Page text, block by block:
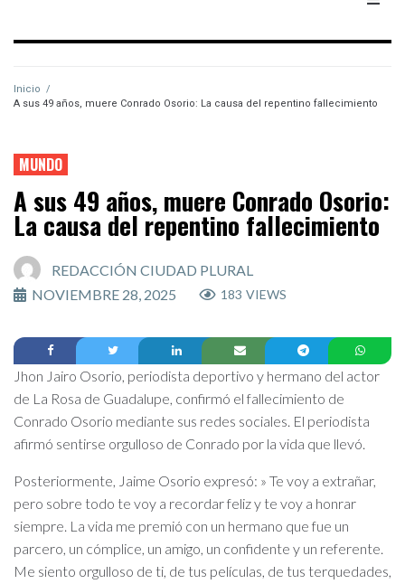
Inicio /
A sus 49 años, muere Conrado Osorio: La causa del repentino fallecimiento
MUNDO
A sus 49 años, muere Conrado Osorio:
La causa del repentino fallecimiento
REDACCIÓN CIUDAD PLURAL
NOVIEMBRE 28, 2025
183 VIEWS
Jhon Jairo Osorio, periodista deportivo y hermano del actor
de La Rosa de Guadalupe, confirmó el fallecimiento de
Conrado Osorio mediante sus redes sociales. El periodista
afirmó sentirse orgulloso de Conrado por la vida que llevó.
Posteriormente, Jaime Osorio expresó: » Te voy a extrañar,
pero sobre todo te voy a recordar feliz y te voy a honrar
siempre. La vida me premió con un hermano que fue un
parcero, un cómplice, un amigo, un confidente y un referente.
Me siento orgulloso de ti, de tus películas, de tus terquedades,